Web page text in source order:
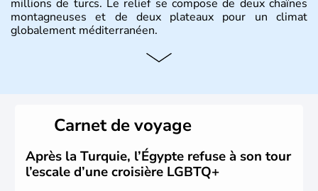
millions de turcs. Le relief se compose de deux chaînes
montagneuses et de deux plateaux pour un climat
globalement méditerranéen.
Histoire et administration
qui constitueront en 1299 les fondations de l'Empire
ottoman. Après avoir rattaché l'Anatolie et la Thrace
orientale au territoire turc, la République est proclamée
le 29 octobre 1923. Ankara remplace alors Istanbul au
titre de capitale du pays.
Carnet de voyage
Après la Turquie, l’Égypte refuse à son tour
l’escale d’une croisière LGBTQ+